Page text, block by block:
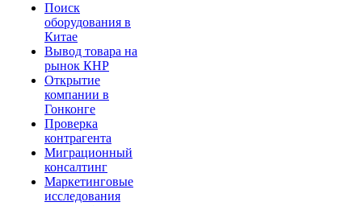
Поиск
оборудования в
Китае
Вывод товара на
рынок КНР
Открытие
компании в
Гонконге
Проверка
контрагента
Миграционный
консалтинг
Маркетинговые
исследования